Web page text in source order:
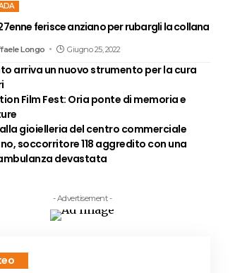
ferisce anziano per rubargli la collana
Longo Giugno 25, 2022
arriva un nuovo strumento per la cura
Film Fest: Oria ponte di memoria e
gioielleria del centro commerciale
soccorritore 118 aggredito con una
devastata
- Advertisement -